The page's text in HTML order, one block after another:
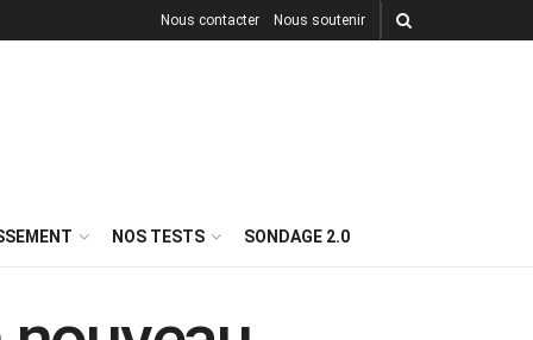
Nous contacter Nous soutenir
NOS TESTS SONDAGE 2.0